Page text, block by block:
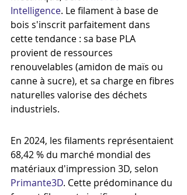
Intelligence. Le filament à base de
bois s'inscrit parfaitement dans
cette tendance : sa base PLA
provient de ressources
renouvelables (amidon de maïs ou
canne à sucre), et sa charge en fibres
naturelles valorise des déchets
industriels.
En 2024, les filaments représentaient
68,42 % du marché mondial des
matériaux d'impression 3D, selon
Primante3D. Cette prédominance du